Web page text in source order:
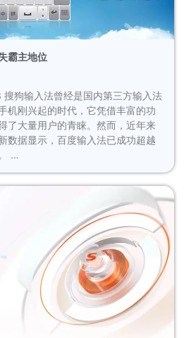
霸主地位
狗输入法曾经是国内第三方输入法
机刚兴起的时代，它凭借丰富的功
了大量用户的青睐。然而，近年来
数据显示，百度输入法已成功超越
…